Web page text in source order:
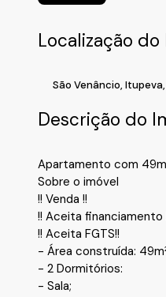
Localização do
São Venâncio, Itupeva,
Descrição do
Apartamento com
Sobre o imóvel
!! Venda !!
!! Aceita financiamento
!! Aceita FGTS!!
- Área construída:
- 2 Dormitórios:
- Sala;